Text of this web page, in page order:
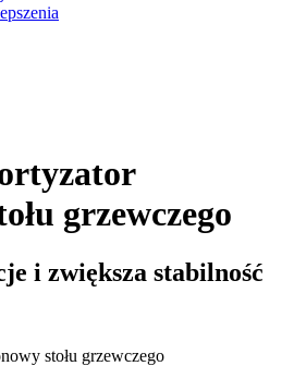
grzewczego
i zwiększa stabilność
stołu grzewczego